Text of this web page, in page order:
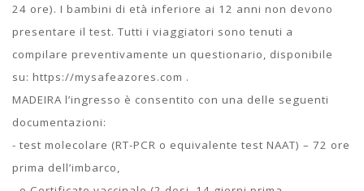
24 ore). I bambini di età inferiore ai 12 anni non devono
presentare il test. Tutti i viaggiatori sono tenuti a
compilare preventivamente un questionario, disponibile
su: https://mysafeazores.com .
MADEIRA l’ingresso è consentito con una delle seguenti
documentazioni:
- test molecolare (RT-PCR o equivalente test NAAT) – 72 ore
prima dell’imbarco,